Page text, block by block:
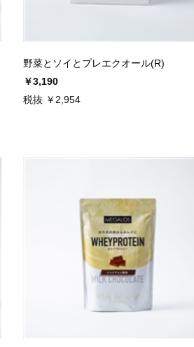
野菜とソイとプレエクオール(R)
￥3,190
税抜 ￥2,954